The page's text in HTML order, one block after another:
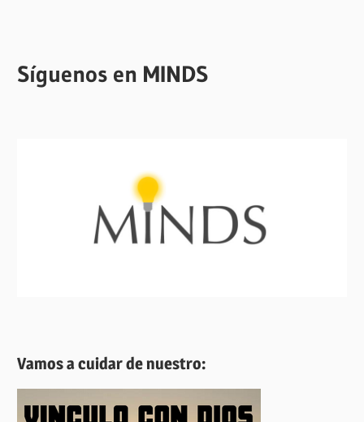
Síguenos en MINDS
Vamos a cuidar de nuestro: